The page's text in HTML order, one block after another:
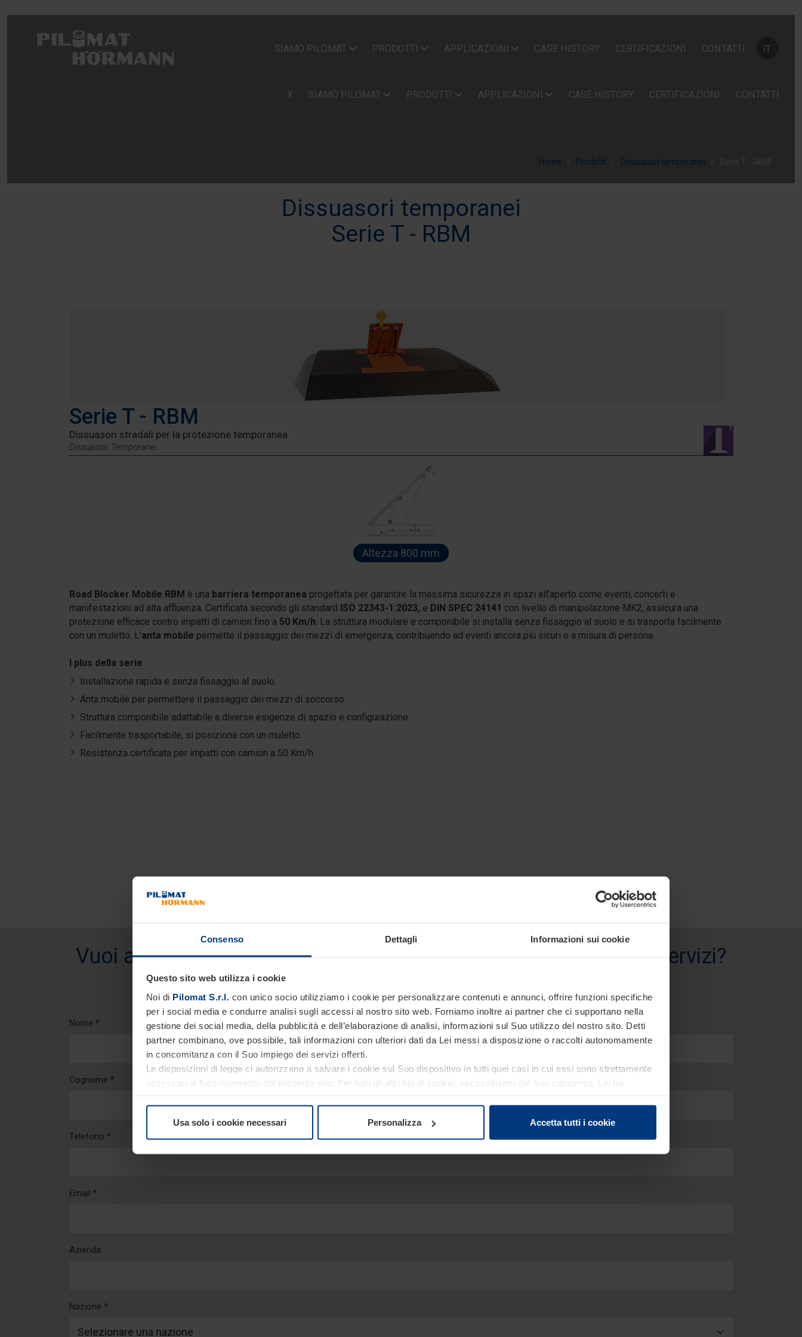
Consenso Dettagli Informazioni sui cookie
Questo sito web utilizza i cookie
Noi di Pilomat S.r.l. con unico socio utilizziamo i cookie per personalizzare contenuti e annunci, offrire funzioni specifiche
per i social media e condurre analisi sugli accessi al nostro sito web. Forniamo inoltre ai partner che ci supportano nella
gestione dei social media, della pubblicità e dell’elaborazione di analisi, informazioni sul Suo utilizzo del nostro sito. Detti
partner combinano, ove possibile, tali informazioni con ulteriori dati da Lei messi a disposizione o raccolti autonomamente
in concomitanza con il Suo impiego dei servizi offerti.
Le disposizioni di legge ci autorizzano a salvare i cookie sul Suo dispositivo in tutti quei casi in cui essi sono strettamente
necessari al funzionamento del presente sito. Per tutti gli altri tipi di cookie, necessitiamo del Suo consenso. Lei ha
Usa solo i cookie necessari
Personalizza Accetta tutti i cookie
SIAMO PILOMAT PRODOTTI APPLICAZIONI CASE HISTORY CERTIFICAZIONI CONTATTI IT
X SIAMO PILOMAT PRODOTTI APPLICAZIONI CASE HISTORY CERTIFICAZIONI CONTATTI
Home Prodotti Dissuasori temporanei
Dissuasori temporanei
Serie T - RBM
Serie T - RBM
Dissuasori stradali per la protezione temporanea
Dissuasori Temporanei
Altezza 800 mm
Road Blocker Mobile RBM è una barriera temporanea progettata per garantire la massima sicurezza in spazi all’aperto come eventi, concerti e
manifestazioni ad alta affluenza. Certificata secondo gli standard ISO 22343-1:2023, e DIN SPEC 24141 con livello di manipolazione MK2, assicura una
protezione efficace contro impatti di camion fino a 50 Km/h. La struttura modulare e componibile si installa senza fissaggio al suolo e si trasporta facilmente
con un muletto. L’anta mobile permette il passaggio dei mezzi di emergenza, contribuendo ad eventi ancora più sicuri e a misura di persona.
I plus della serie
Installazione rapida e senza fissaggio al suolo.
Anta mobile per permettere il passaggio dei mezzi di soccorso.
Struttura componibile adattabile a diverse esigenze di spazio e configurazione.
Facilmente trasportabile, si posiziona con un muletto.
Resistenza certificata per impatti con camion a 50 Km/h.
Vuoi avere informazioni più approfondite sui nostri prodotti e servizi?
Siamo a tua disposizione.
Nome *
Cognome *
Telefono *
Email *
Azienda
Nazione *